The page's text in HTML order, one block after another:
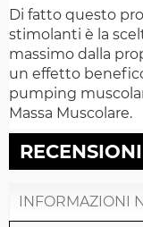
Di fatto questo
stimolanti è la
massimo dalla
un effetto
pumping
Massa Muscolare.
RECENSIONI
INFORMAZIONI